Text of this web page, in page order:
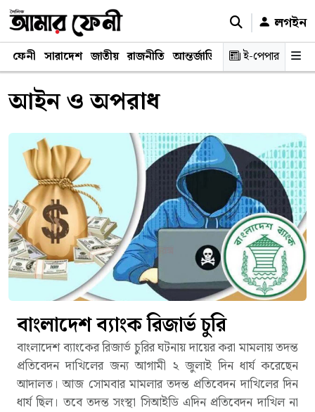
লগইন
ফেনী সারাদেশ জাতীয় রাজনীতি আন্তর্জাতিক অর্থনীতি
ই-পেপার
আইন ও অপরাধ
বাংলাদেশ ব্যাংক রিজার্ভ চুরি
বাংলাদেশ ব্যাংকের রিজার্ভ চুরির ঘটনায় দায়ের করা মামলায় তদন্ত
প্রতিবেদন দাখিলের জন্য আগামী ২ জুলাই দিন ধার্য করেছেন
আদালত। আজ সোমবার মামলার তদন্ত প্রতিবেদন দাখিলের দিন
ধার্য ছিল। তবে তদন্ত সংস্থা সিআইডি এদিন প্রতিবেদন দাখিল না